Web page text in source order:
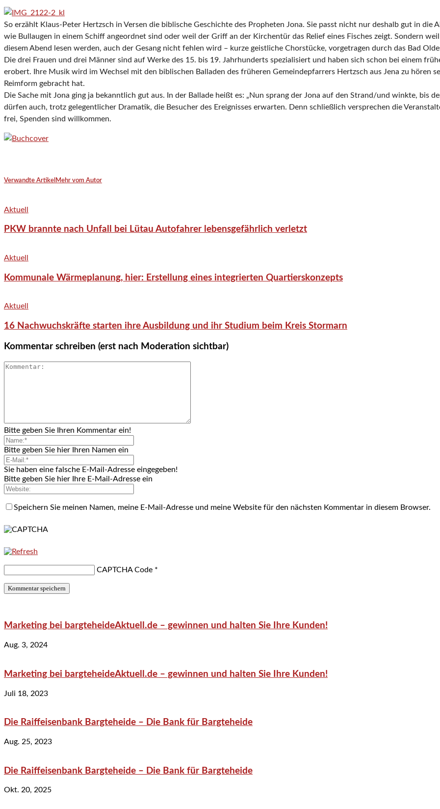
So erzählt Klaus-Peter Hertzsch in Versen die biblische Geschichte des Propheten Jona. Sie passt nicht nur deshalb gut in die
wie Bullaugen in einem Schiff angeordnet sind oder weil der Griff an der Kirchentür das Relief eines Fisches zeigt. Sondern
diesem Abend lesen werden, auch der Gesang nicht fehlen wird – kurze geistliche Chorstücke, vorgetragen durch das Bad
Die drei Frauen und drei Männer sind auf Werke des 15. bis 19. Jahrhunderts spezialisiert und haben sich schon bei einem
erobert. Ihre Musik wird im Wechsel mit den biblischen Balladen des früheren Gemeindepfarrers Hertzsch aus Jena zu hören
Reimform gebracht hat.
Die Sache mit Jona ging ja bekanntlich gut aus. In der Ballade heißt es: „Nun sprang der Jona auf den Strand/und winkte, bis
dürfen auch, trotz gelegentlicher Dramatik, die Besucher des Ereignisses erwarten. Denn schließlich versprechen die
frei, Spenden sind willkommen.
Verwandte Artikel Mehr vom Autor
Aktuell
PKW brannte nach Unfall bei Lütau Autofahrer lebensgefährlich verletzt
Aktuell
Kommunale Wärmeplanung, hier: Erstellung eines integrierten Quartierskonzepts
Aktuell
16 Nachwuchskräfte starten ihre Ausbildung und ihr Studium beim Kreis Stormarn
Kommentar schreiben (erst nach Moderation sichtbar)
Bitte geben Sie Ihren Kommentar ein!
Bitte geben Sie hier Ihren Namen ein
Sie haben eine falsche E-Mail-Adresse eingegeben!
Bitte geben Sie hier Ihre E-Mail-Adresse ein
Speichern Sie meinen Namen, meine E-Mail-Adresse und meine Website für den nächsten Kommentar in diesem Browser.
CAPTCHA Code *
Marketing bei bargteheideAktuell.de – gewinnen und halten Sie Ihre Kunden!
Aug. 3, 2024
Marketing bei bargteheideAktuell.de – gewinnen und halten Sie Ihre Kunden!
Juli 18, 2023
Die Raiffeisenbank Bargteheide – Die Bank für Bargteheide
Aug. 25, 2023
Die Raiffeisenbank Bargteheide – Die Bank für Bargteheide
Okt. 20, 2025